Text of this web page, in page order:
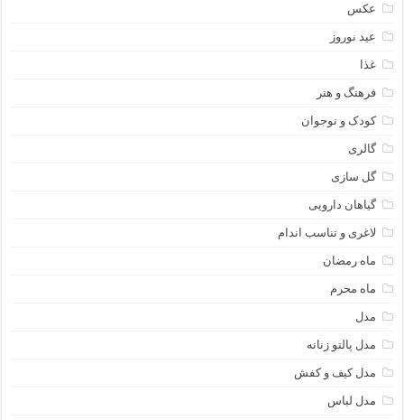
عکس
عید نوروز
غذا
فرهنگ و هنر
کودک و نوجوان
گالری
گل سازی
گیاهان دارویی
لاغری و تناسب اندام
ماه رمضان
ماه محرم
مدل
مدل پالتو زنانه
مدل کیف و کفش
مدل لباس